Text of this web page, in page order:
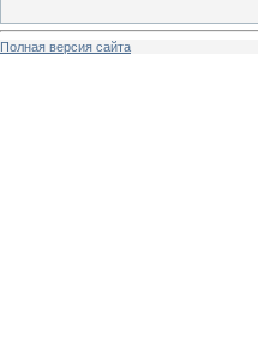
Полная версия сайта